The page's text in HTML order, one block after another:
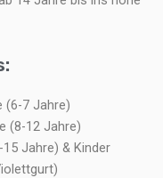
(6-7 Jahre)
(8-12 Jahre)
Jahre) & Kinder